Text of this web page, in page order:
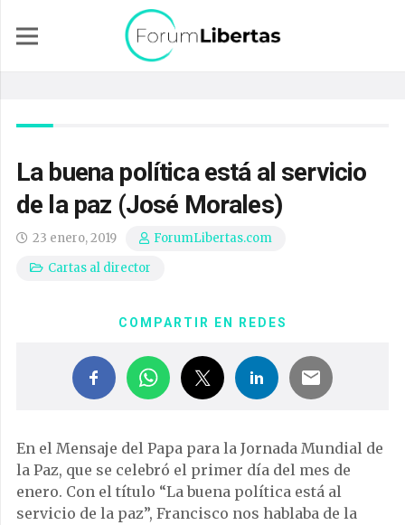
La buena política está al servicio
de la paz (José Morales)
23 enero, 2019
ForumLibertas.com
Cartas al director
COMPARTIR EN REDES
En el Mensaje del Papa para la Jornada Mundial de
la Paz, que se celebró el primer día del mes de
enero. Con el título “La buena política está al
servicio de la paz”, Francisco nos hablaba de la